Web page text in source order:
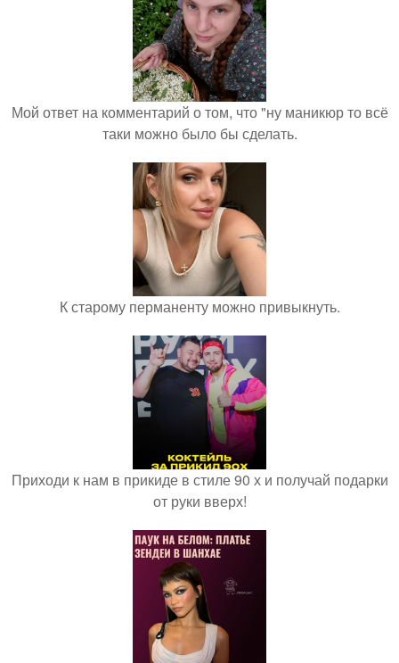
Мой ответ на комментарий о том, что "ну маникюр то всё
таки можно было бы сделать.
К старому перманенту можно привыкнуть.
Приходи к нам в прикиде в стиле 90 х и получай подарки
от руки вверх!